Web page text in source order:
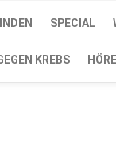
SPECIAL
KREBS